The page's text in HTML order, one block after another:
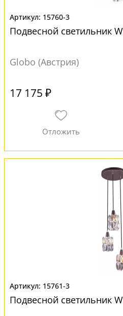
15760-3
Подвесной светильник
Globo (Австрия)
17 175 ₽
15761-3
Подвесной светильник